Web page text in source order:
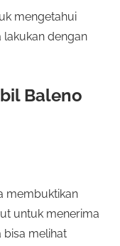
mengetahui
lakukan dengan
Baleno
membuktikan
untuk menerima
bisa melihat